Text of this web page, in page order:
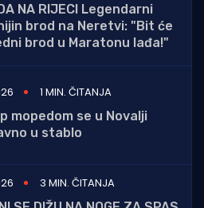
NA RIJECI Legendarni
brod na Neretvi: "Bit će
brod u Maratonu lađa!"
1 MIN. ČITANJA
mopedom se u Novalji
u stablo
3 MIN. ČITANJA